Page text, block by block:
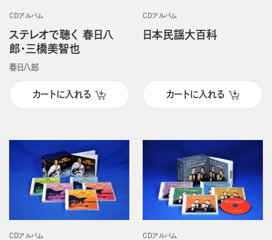
CDアルバム
ステレオで聴く 春日八
郎・三橋美智也
春日八郎
カートに入れる
CDアルバム
日本民謡大百科
カートに入れる
CDアルバム CDアルバム